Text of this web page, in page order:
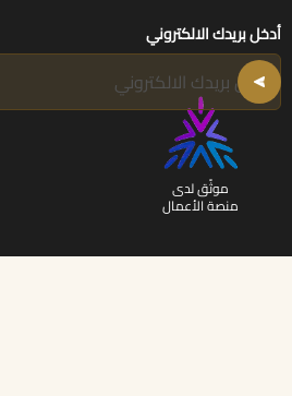
أدخل بريدك الالكتروني
موثّق لدى
منصة الأعمال